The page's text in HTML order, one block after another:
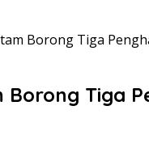
Borong Tiga
Tiga